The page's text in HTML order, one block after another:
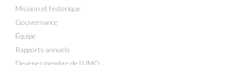
Mission et historique
Gouvernance
Équipe
Rapports annuels
Devenez membre de l’UMQ